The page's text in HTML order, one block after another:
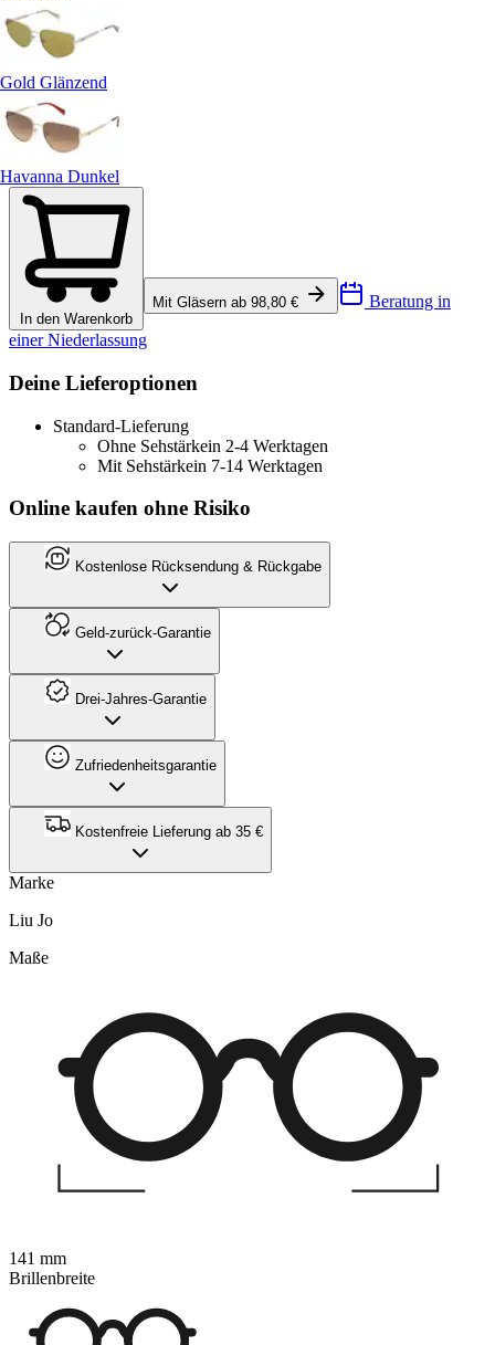
Gold Glänzend
Havanna Dunkel
In den Warenkorb
Mit Gläsern ab 98,80 € Beratung in
einer Niederlassung
Deine Lieferoptionen
Standard-Lieferung
Ohne Sehstärkein 2-4 Werktagen
Mit Sehstärkein 7-14 Werktagen
Online kaufen ohne Risiko
Kostenlose Rücksendung & Rückgabe
Geld-zurück-Garantie
Drei-Jahres-Garantie
Zufriedenheitsgarantie
Kostenfreie Lieferung ab 35 €
Marke
Liu Jo
Maße
141 mm
Brillenbreite